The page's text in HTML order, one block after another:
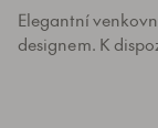
Elegantní
designem. K